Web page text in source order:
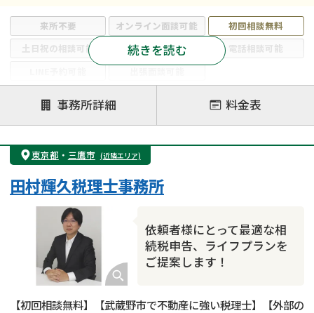
来所不要 オンライン面談可能
初回相談無料
土日祝の相談可能
19時以降電話可能
電話相談可能
注力案件
遺言書作成・遺言執行
相続放棄
相続登記
遺産分割
遺留分侵害額請求
相続税申告
相続手続き
銀行手続き
成年後見・任意後見
贈与税
相続人調査
相続トラブル
続きを読む
事務所詳細 料金表
東京都 ・ 三鷹市 (近隣エリア)
依頼者様にとって最適な相
続税申告、ライフプランを
ご提案します！
田村輝久税理士事務所
【初回相談無料】【武蔵野市で不動産に強い税理士】【外部の